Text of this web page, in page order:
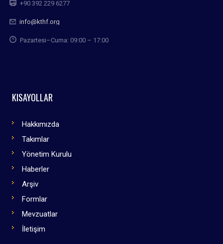
+90 392 229 6277
info@kthf.org
Pazartesi–Cuma: 09:00 – 17:00
KISAYOLLAR
Hakkımızda
Takımlar
Yönetim Kurulu
Haberler
Arşiv
Formlar
Mevzuatlar
İletişim